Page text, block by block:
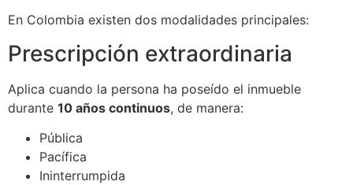
En Colombia existen dos modalidades principales:
Prescripción extraordinaria
Aplica cuando la persona ha poseído el inmueble
durante 10 años continuos, de manera:
Pública
Pacífica
Ininterrumpida